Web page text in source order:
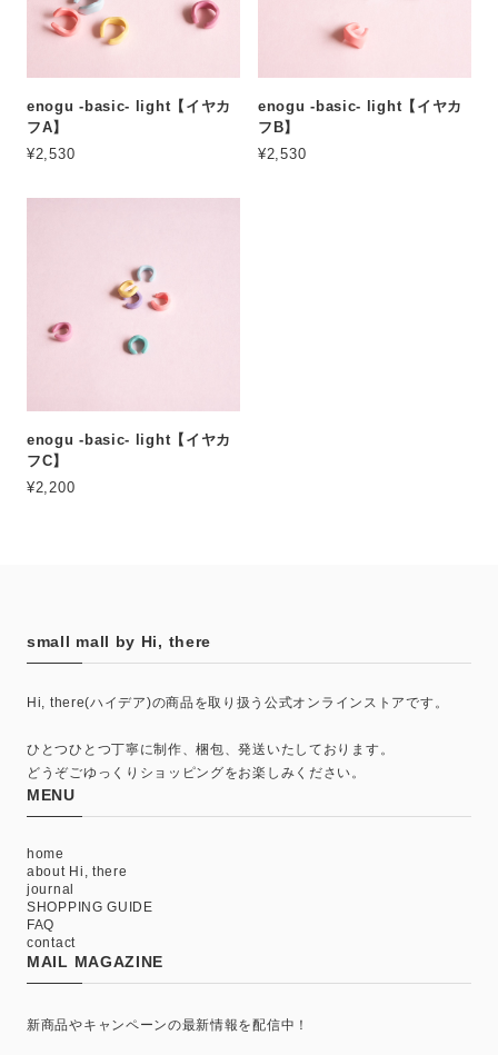
enogu -basic- light【イヤカ
フA】
¥2,530
enogu -basic- light【イヤカ
フB】
¥2,530
enogu -basic- light【イヤカ
フC】
¥2,200
small mall by Hi, there
Hi, there(ハイデア)の商品を取り扱う公式オンラインストアです。
ひとつひとつ丁寧に制作、梱包、発送いたしております。
どうぞごゆっくりショッピングをお楽しみください。
MENU
home
about Hi, there
journal
SHOPPING GUIDE
FAQ
contact
MAIL MAGAZINE
新商品やキャンペーンの最新情報を配信中！